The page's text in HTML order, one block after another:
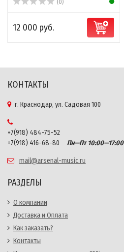
(0)
12 000 руб.
КОНТАКТЫ
г. Краснодар, ул. Садовая 100
+7(918) 484-75-52
+7(918) 416-68-80
Пн—Пт 10:00—17:00
mail@arsenal-music.ru
РАЗДЕЛЫ
О компании
Доставка и Оплата
Как заказать?
Контакты